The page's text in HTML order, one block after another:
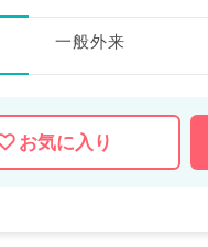
一般外来
お気に入り